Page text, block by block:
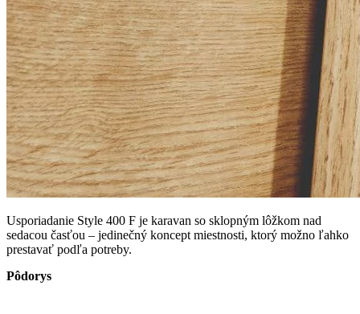
Usporiadanie Style 400 F je karavan so sklopným lôžkom nad
sedacou časťou – jedinečný koncept miestnosti, ktorý možno ľahko
prestavať podľa potreby.
Pôdorys